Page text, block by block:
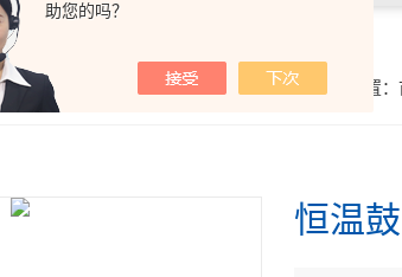
助您的吗？
你的位置：
恒温